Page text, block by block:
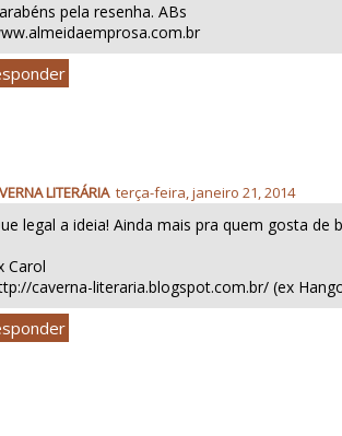
pela resenha. ABs
LITERÁRIA terça-feira, janeiro 21, 2014
legal a ideia! Ainda mais pra quem gosta
Carol
caverna-literaria.blogspot.com.br/ (ex